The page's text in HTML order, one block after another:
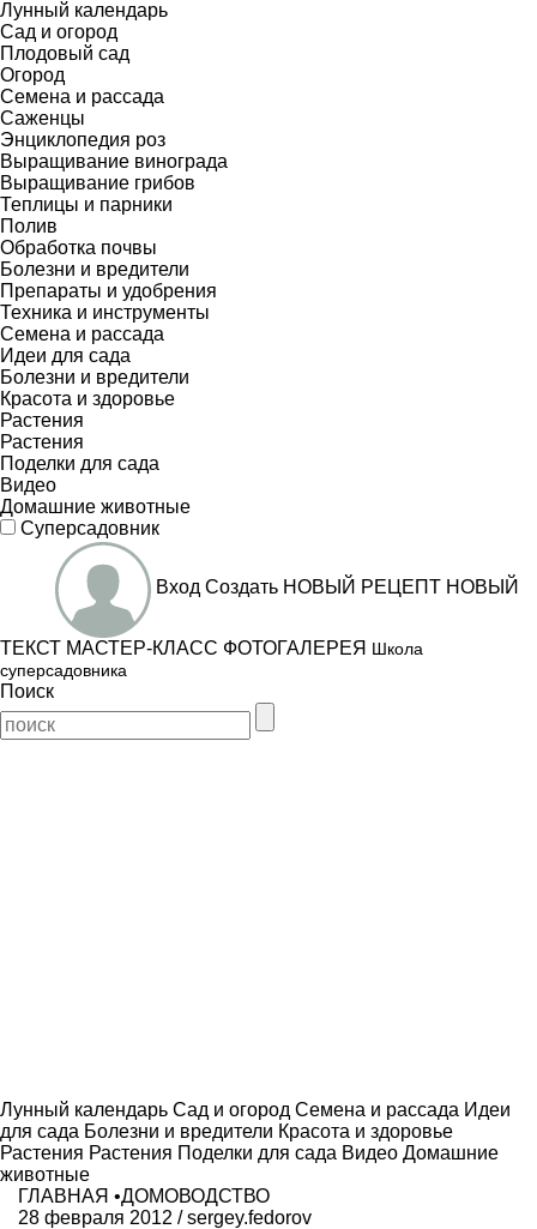
Лунный календарь
Сад и огород
Плодовый сад
Огород
Семена и рассада
Саженцы
Энциклопедия роз
Выращивание винограда
Выращивание грибов
Теплицы и парники
Полив
Обработка почвы
Болезни и вредители
Препараты и удобрения
Техника и инструменты
Семена и рассада
Идеи для сада
Болезни и вредители
Красота и здоровье
Растения
Растения
Поделки для сада
Видео
Домашние животные
Суперсадовник
Вход Создать НОВЫЙ РЕЦЕПТ НОВЫЙ
ТЕКСТ МАСТЕР-КЛАСС ФОТОГАЛЕРЕЯ Школа
суперсадовника
Поиск
Лунный календарь Сад и огород Семена и рассада Идеи
для сада Болезни и вредители Красота и здоровье
Растения Растения Поделки для сада Видео Домашние
животные
ГЛАВНАЯ •ДОМОВОДСТВО
28 февраля 2012 /sergey.fedorov